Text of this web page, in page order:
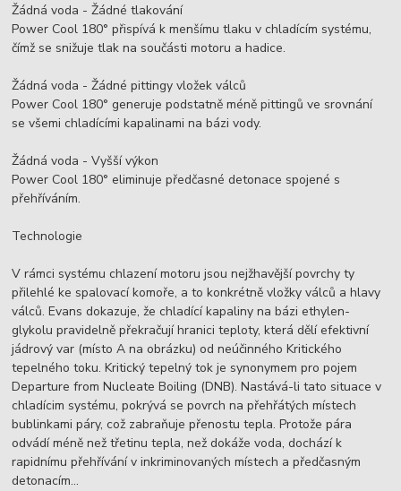
Žádná voda - Žádné tlakování
Power Cool 180° přispívá k menšímu tlaku v chladícím systému,
čímž se snižuje tlak na součásti motoru a hadice.
Žádná voda - Žádné pittingy vložek válců
Power Cool 180° generuje podstatně méně pittingů ve srovnání
se všemi chladícími kapalinami na bázi vody.
Žádná voda - Vyšší výkon
Power Cool 180° eliminuje předčasné detonace spojené s
přehříváním.
Technologie
V rámci systému chlazení motoru jsou nejžhavější povrchy ty
přilehlé ke spalovací komoře, a to konkrétně vložky válců a hlavy
válců. Evans dokazuje, že chladící kapaliny na bázi ethylen-
glykolu pravidelně překračují hranici teploty, která dělí efektivní
jádrový var (místo A na obrázku) od neúčinného Kritického
tepelného toku. Kritický tepelný tok je synonymem pro pojem
Departure from Nucleate Boiling (DNB). Nastává-li tato situace v
chladícim systému, pokrývá se povrch na přehřátých místech
bublinkami páry, což zabraňuje přenostu tepla. Protože pára
odvádí méně než třetinu tepla, než dokáže voda, dochází k
rapidnímu přehřívání v inkriminovaných místech a předčasným
detonacím...